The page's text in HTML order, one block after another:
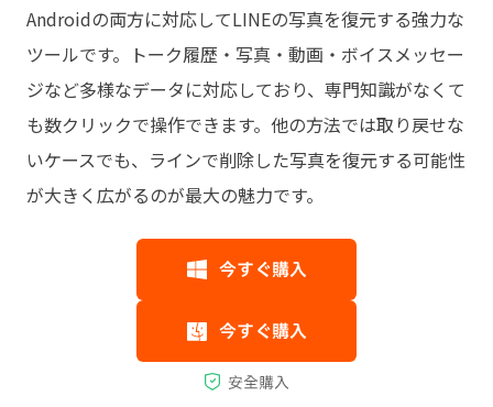
Androidの両方に対応してLINEの写真を復元する強力な
ツールです。トーク履歴・写真・動画・ボイスメッセー
ジなど多様なデータに対応しており、専門知識がなくて
も数クリックで操作できます。他の方法では取り戻せな
いケースでも、ラインで削除した写真を復元する可能性
が大きく広がるのが最大の魅力です。